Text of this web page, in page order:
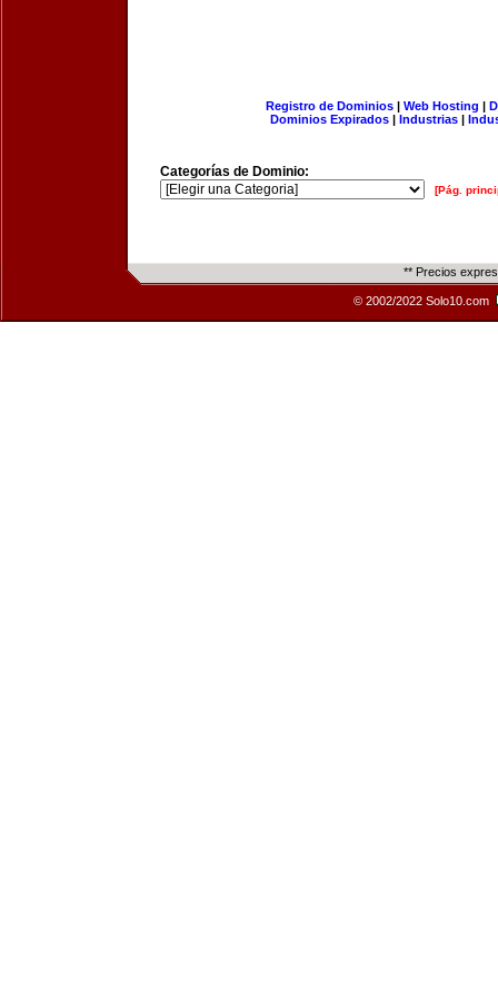
Registro de Dominios| Web Hosting |
Dominios Expirados | Industrias |
Categorías de Dominio:
[Pág.
** Precios
© 2002/2022 Solo10.com